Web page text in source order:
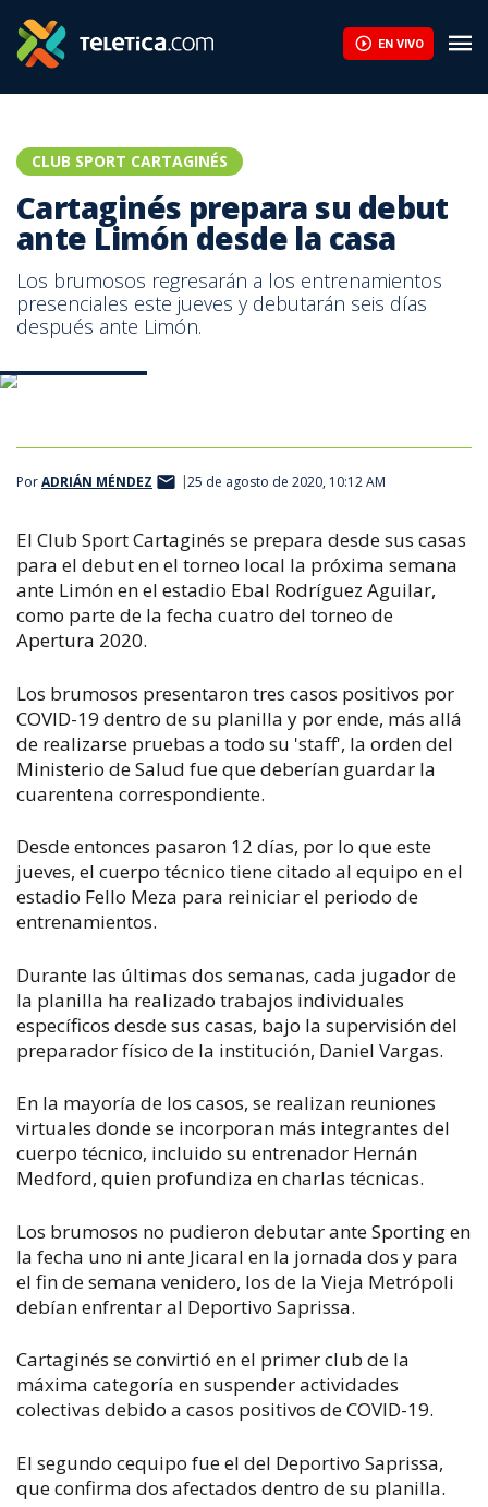
EN VIVO
CLUB SPORT CARTAGINÉS
Cartaginés prepara su debut
ante Limón desde la casa
Los brumosos regresarán a los entrenamientos
presenciales este jueves y debutarán seis días
después ante Limón.
PorADRIÁN MÉNDEZ 25 de agosto de 2020, 10:12 AM
El Club Sport Cartaginés se prepara desde sus casas
para el debut en el torneo local la próxima semana
ante Limón en el estadio Ebal Rodríguez Aguilar,
como parte de la fecha cuatro del torneo de
Apertura 2020.
Los brumosos presentaron tres casos positivos por
COVID-19 dentro de su planilla y por ende, más allá
de realizarse pruebas a todo su 'staff', la orden del
Ministerio de Salud fue que deberían guardar la
cuarentena correspondiente.
Desde entonces pasaron 12 días, por lo que este
jueves, el cuerpo técnico tiene citado al equipo en el
estadio Fello Meza para reiniciar el periodo de
entrenamientos.
Durante las últimas dos semanas, cada jugador de
la planilla ha realizado trabajos individuales
específicos desde sus casas, bajo la supervisión del
preparador físico de la institución, Daniel Vargas.
En la mayoría de los casos, se realizan reuniones
virtuales donde se incorporan más integrantes del
cuerpo técnico, incluido su entrenador Hernán
Medford, quien profundiza en charlas técnicas.
Los brumosos no pudieron debutar ante Sporting en
la fecha uno ni ante Jicaral en la jornada dos y para
el fin de semana venidero, los de la Vieja Metrópoli
debían enfrentar al Deportivo Saprissa.
Cartaginés se convirtió en el primer club de la
máxima categoría en suspender actividades
colectivas debido a casos positivos de COVID-19.
El segundo cequipo fue el del Deportivo Saprissa,
que confirma dos afectados dentro de su planilla.